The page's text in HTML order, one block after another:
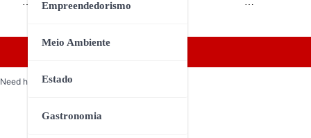
Empreendedorismo
Meio Ambiente
Estado
Gastronomia
Need help? Our team is just a message away